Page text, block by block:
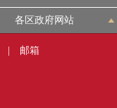
各区政府网站
| 邮箱